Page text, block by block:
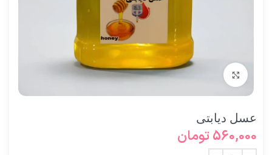
برای بزرگنمایی کلیک کنید
عسل دیابتی
560,000تومان